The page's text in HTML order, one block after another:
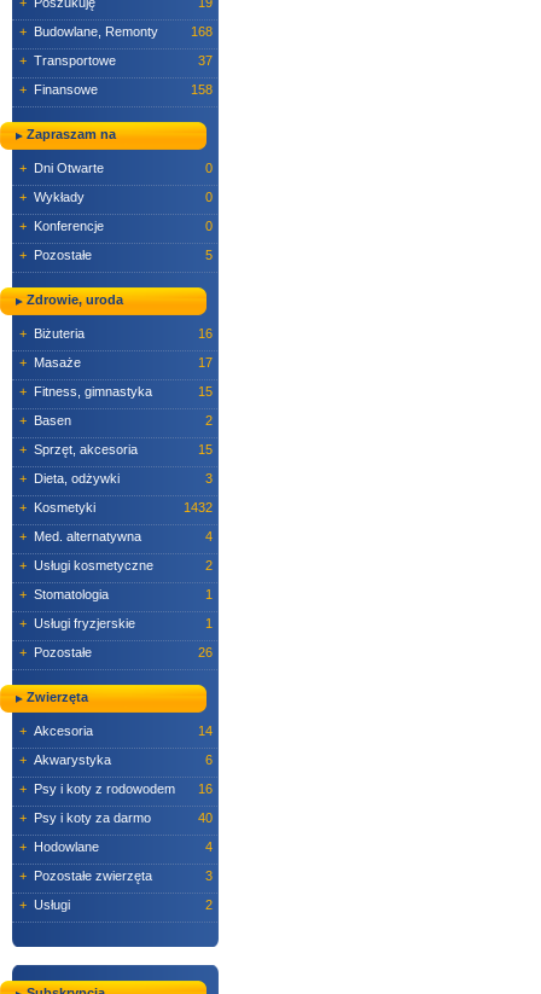
+ Budowlane, Remonty
168
+ Transportowe
37
+ Finansowe 158
Zapraszam na
+ Dni Otwarte
0
+ Wykłady
0
+ Konferencje
0
+ Pozostałe 5
Zdrowie, uroda
+ Biżuteria
16
+ Masaże
17
+ Fitness, gimnastyka
15
+ Basen
2
+ Sprzęt, akcesoria
15
+ Dieta, odżywki
3
+ Kosmetyki
1432
+ Med. alternatywna
4
+ Usługi kosmetyczne
2
+ Stomatologia
1
+ Usługi fryzjerskie
1
+ Pozostałe 26
Zwierzęta
+ Akcesoria
14
+ Akwarystyka
6
+ Psy i koty z rodowodem
16
+ Psy i koty za darmo
40
+ Hodowlane
4
+ Pozostałe zwierzęta
3
+ Usługi 2